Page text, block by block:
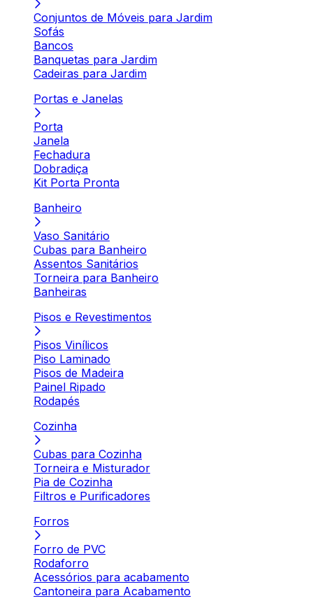
Conjuntos de Móveis para Jardim
Sofás
Bancos
Banquetas para Jardim
Cadeiras para Jardim
Portas e Janelas
Porta
Janela
Fechadura
Dobradiça
Kit Porta Pronta
Banheiro
Vaso Sanitário
Cubas para Banheiro
Assentos Sanitários
Torneira para Banheiro
Banheiras
Pisos e Revestimentos
Pisos Vinílicos
Piso Laminado
Pisos de Madeira
Painel Ripado
Rodapés
Cozinha
Cubas para Cozinha
Torneira e Misturador
Pia de Cozinha
Filtros e Purificadores
Forros
Forro de PVC
Rodaforro
Acessórios para acabamento
Cantoneira para Acabamento